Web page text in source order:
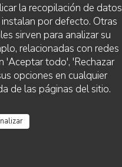
la recopilación de datos
por defecto. Otras
sirven para analizar su
relacionadas con redes
'Aceptar todo', 'Rechazar
opciones en cualquier
de las páginas del sitio.